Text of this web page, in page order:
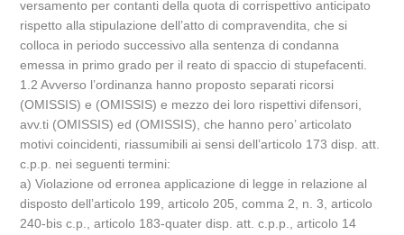
versamento per contanti della quota di corrispettivo anticipato
rispetto alla stipulazione dell’atto di compravendita, che si
colloca in periodo successivo alla sentenza di condanna
emessa in primo grado per il reato di spaccio di stupefacenti.
1.2 Avverso l’ordinanza hanno proposto separati ricorsi
(OMISSIS) e (OMISSIS) e mezzo dei loro rispettivi difensori,
avv.ti (OMISSIS) ed (OMISSIS), che hanno pero’ articolato
motivi coincidenti, riassumibili ai sensi dell’articolo 173 disp. att.
c.p.p. nei seguenti termini:
a) Violazione od erronea applicazione di legge in relazione al
disposto dell’articolo 199, articolo 205, comma 2, n. 3, articolo
240-bis c.p., articolo 183-quater disp. att. c.p.p., articolo 14